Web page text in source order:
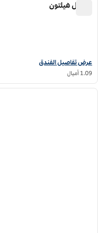
كابيتال هيلتون
عرض تفاصيل الفندق لفندق كابيتال
عرض تفاصيل الفندق
1.09 أميال
1 من 12